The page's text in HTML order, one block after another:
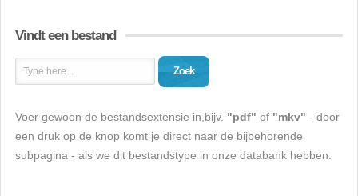
Vindt een bestand
Zoek
Voer gewoon de bestandsextensie in,bijv. "pdf" of "mkv" - door
een druk op de knop komt je direct naar de bijbehorende
subpagina - als we dit bestandstype in onze databank hebben.